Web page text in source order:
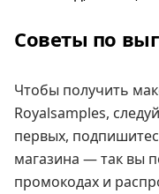
Советы по
Чтобы получить
Royalsamples,
первых,
магазина — так вы
промокодах и